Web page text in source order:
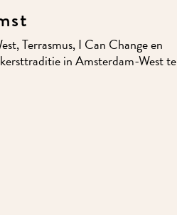
Terrasmus, I Can Change en
in Amsterdam-West te